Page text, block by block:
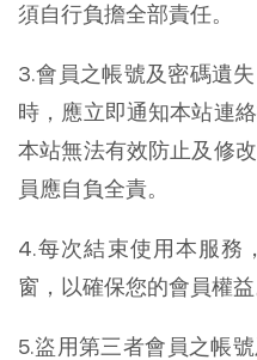
須自行負擔全部責任。
3.會員之帳號及密碼遺
時，應立即通知本站連
本站無法有效防止及修
員應自負全責。
4.每次結束使用本服務
窗，以確保您的會員權益
5.盜用第三者會員之帳